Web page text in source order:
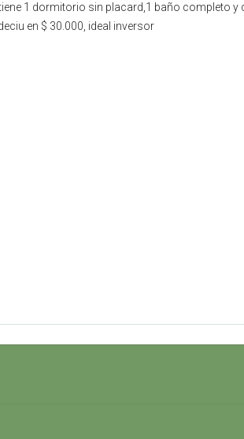
1 dormitorio sin placard,1 baño completo
en $ 30.000, ideal inversor